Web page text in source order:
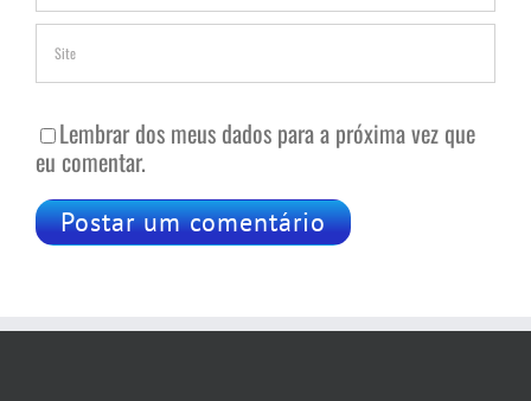
Lembrar dos meus dados para a próxima vez que
eu comentar.